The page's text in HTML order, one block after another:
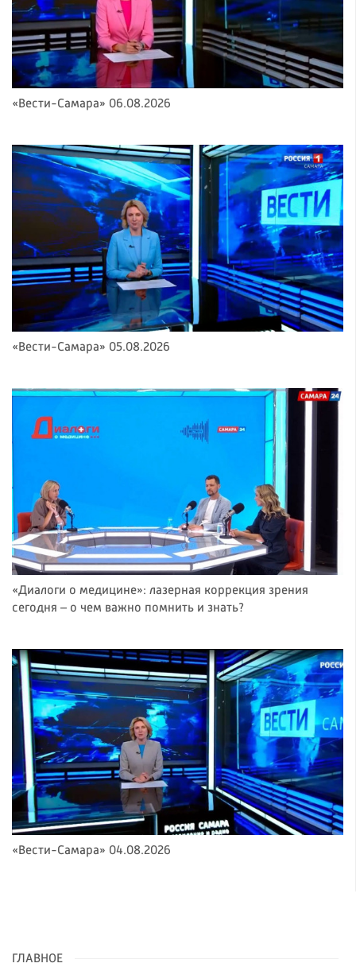
«Вести-Самара» 06.08.2026
«Вести-Самара» 05.08.2026
«Диалоги о медицине»: лазерная коррекция зрения
сегодня – о чем важно помнить и знать?
«Вести-Самара» 04.08.2026
ГЛАВНОЕ